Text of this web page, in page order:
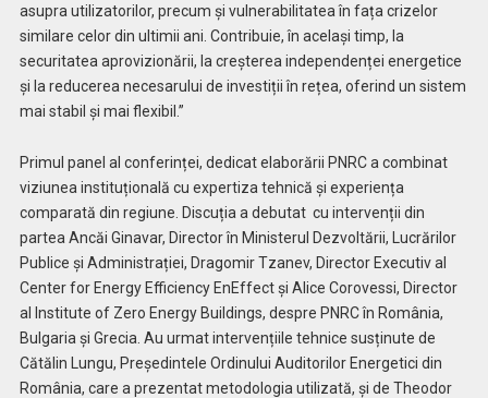
asupra utilizatorilor, precum și vulnerabilitatea în fața crizelor
similare celor din ultimii ani. Contribuie, în același timp, la
securitatea aprovizionării, la creșterea independenței energetice
și la reducerea necesarului de investiții în rețea, oferind un sistem
mai stabil și mai flexibil.”
Primul panel al conferinței, dedicat elaborării PNRC a combinat
viziunea instituțională cu expertiza tehnică și experiența
comparată din regiune. Discuția a debutat cu intervenții din
partea Ancăi Ginavar, Director în Ministerul Dezvoltării, Lucrărilor
Publice și Administrației, Dragomir Tzanev, Director Executiv al
Center for Energy Efficiency EnEffect și Alice Corovessi, Director
al Institute of Zero Energy Buildings, despre PNRC în România,
Bulgaria și Grecia. Au urmat intervențiile tehnice susținute de
Cătălin Lungu, Președintele Ordinului Auditorilor Energetici din
România, care a prezentat metodologia utilizată, și de Theodor